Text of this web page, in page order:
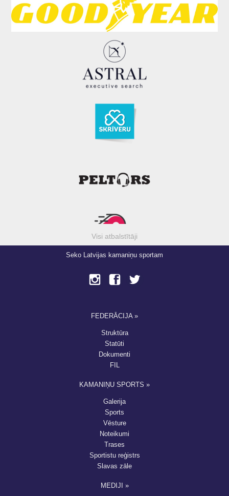
Visi atbalstītāji
Seko Latvijas kamaniņu sportam
FEDERĀCIJA »
Struktūra
Statūti
Dokumenti
FIL
KAMANIŅU SPORTS »
Galerija
Sports
Vēsture
Noteikumi
Trases
Sportistu reģistrs
Slavas zāle
MEDIJI »